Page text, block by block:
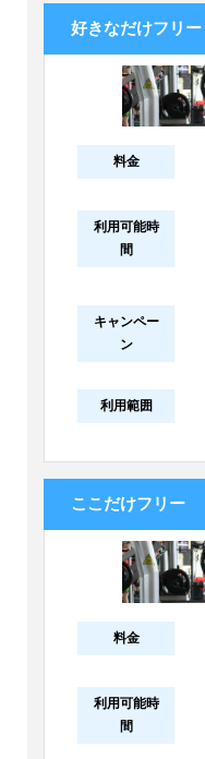
好きなだけフリー
料金
利用可能時
間
キャンペー
ン
利用範囲
ここだけフリー
料金
利用可能時
間